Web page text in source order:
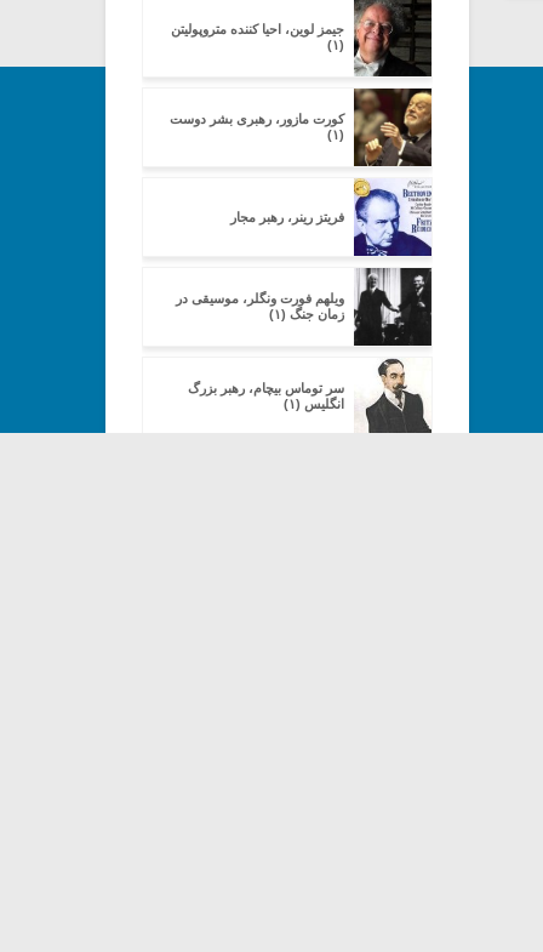
جیمز لوین، احیا کننده متروپولیتن
(۱)
کورت مازور، رهبری بشر دوست
(۱)
فریتز رینر، رهبر مجار
ویلهم فورت ونگلر، موسیقی در
زمان جنگ (۱)
سر توماس بیچام، رهبر بزرگ
انگلیس (۱)